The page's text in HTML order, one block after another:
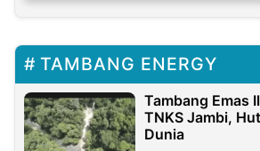
TAMBANG ENERGY
Tambang Emas
TNKS Jambi,
Dunia